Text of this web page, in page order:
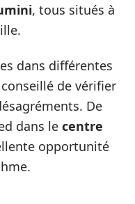
, tous situés à
dans différentes
de vérifier
De
dans le centre
opportunité